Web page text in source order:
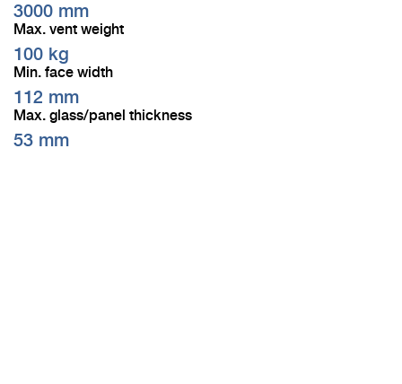
3000 mm
Max. vent weight
100 kg
Min. face width
112 mm
Max. glass/panel thickness
53 mm